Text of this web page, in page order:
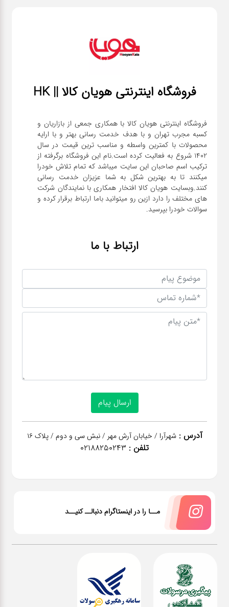
فروشگاه اینترنتی هویان کالا || HK
فروشگاه اینترنتی هویان کالا با همکاری جمعی از بازاریان و
کسبه مجرب تهران و با هدف خدمت رسانی بهتر و با ارایه
محصولات با کمترین واسطه و مناسب ترین قیمت در سال
1402 شروع به فعالیت کرده است.نام این فروشگاه برگرفته از
ترکیب اسم صاحبان این سایت میباشد که تمام تلاش خودرا
میکنند تا به بهترین شکل به شما عزیزان خدمت رسانی
کنند.وبسایت هویان کالا افتخار همکاری با نمایندگان شرکت
های مختلف را دارد ازین رو میتوانید باما ارتباط برقرار کرده و
سوالات خودرا بپرسید.
ارتباط با ما
آدرس : شهرآرا / خیابان آرش مهر / نبش سی و دوم / پلاک 16
تلفن : 02188250243
مــا را در اینستاگرام دنبالــ کنیــد